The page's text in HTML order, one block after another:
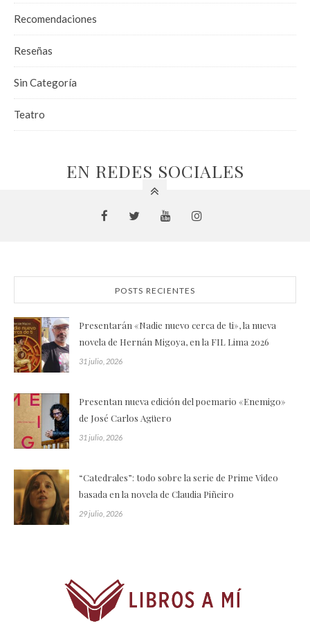
Recomendaciones
Reseñas
Sin Categoría
Teatro
EN REDES SOCIALES
POSTS RECIENTES
Presentarán «Nadie nuevo cerca de ti», la nueva
novela de Hernán Migoya, en la FIL Lima 2026
31 julio, 2026
Presentan nueva edición del poemario «Enemigo»
de José Carlos Agüero
31 julio, 2026
“Catedrales”: todo sobre la serie de Prime Video
basada en la novela de Claudia Piñeiro
29 julio, 2026